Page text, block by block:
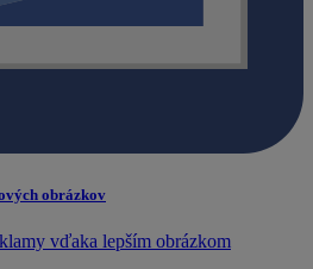
obrázkov
vďaka lepším obrázkom